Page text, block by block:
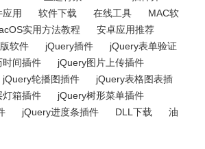
用 软件下载 在线工具
MAC软
实用方法教程
安卓应用推荐
软件 jQuery插件
jQuery表单验证
时间插件
jQuery图片上传插件
jQuery轮播图插件
jQuery表格图表插
灯箱插件
jQuery树形菜单插件
jQuery进度条插件 DLL下载
油